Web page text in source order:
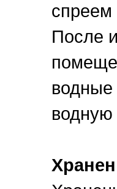
спреем
После
водные
водную